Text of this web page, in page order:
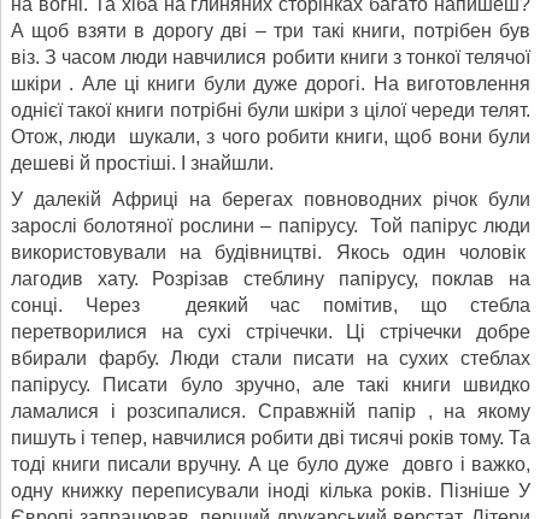
А щоб взяти в дорогу дві – три такі книги, потрібен був
віз. З часом люди навчилися робити книги з тонкої телячої
шкіри . Але ці книги були дуже дорогі. На виготовлення
однієї такої книги потрібні були шкіри з цілої череди телят.
Отож, люди шукали, з чого робити книги, щоб вони були
дешеві й простіші. І знайшли.
У далекій Африці на берегах повноводних річок були
зарослі болотяної рослини – папірусу. Той папірус люди
використовували на будівництві. Якось один чоловік
лагодив хату. Розрізав стеблину папірусу, поклав на
сонці. Через деякий час помітив, що стебла
перетворилися на сухі стрічечки. Ці стрічечки добре
вбирали фарбу. Люди стали писати на сухих стеблах
папірусу. Писати було зручно, але такі книги швидко
ламалися і розсипалися. Справжній папір , на якому
пишуть і тепер, навчилися робити дві тисячі років тому. Та
тоді книги писали вручну. А це було дуже довго і важко,
одну книжку переписували іноді кілька років. Пізніше У